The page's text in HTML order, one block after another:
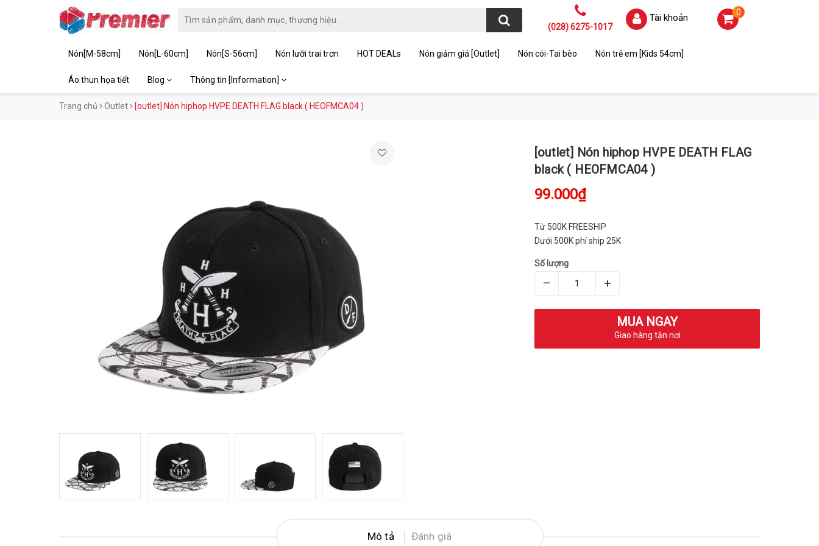
(028) 6275-1017
Tài khoản 0
Nón[M-58cm] Nón[L-60cm] Nón[S-56cm] Nón lưỡi trai trơn HOT DEALs Nón giảm giá [Outlet] Nón cói-Tai bèo Nón trẻ em [Kids 54cm]
Áo thun họa tiết Blog Thông tin [Information]
Trang chủ Outlet [outlet] Nón hiphop HVPE DEATH FLAG black ( HEOFMCA04 )
[outlet] Nón hiphop HVPE DEATH FLAG
black ( HEOFMCA04 )
99.000₫
Từ 500K FREESHIP
Dưới 500K phí ship 25K
Số lượng
– +
MUA NGAY
Giao hàng tận nơi
Mô tả Đánh giá